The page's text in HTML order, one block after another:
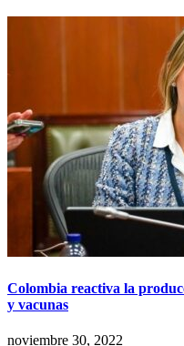
Colombia reactiva la
y vacunas
noviembre 30, 2022